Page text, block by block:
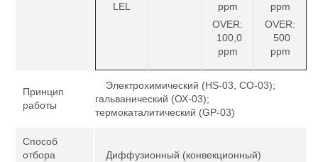
LEL
ppm
OVER:
100,0
ppm
ppm
OVER:
500
ppm
Принцип
работы
Электрохимический (HS-03, CО-03);
гальванический (ОХ-03);
термокаталитический (GP-03)
Способ
отбора
Диффузионный (конвекционный)